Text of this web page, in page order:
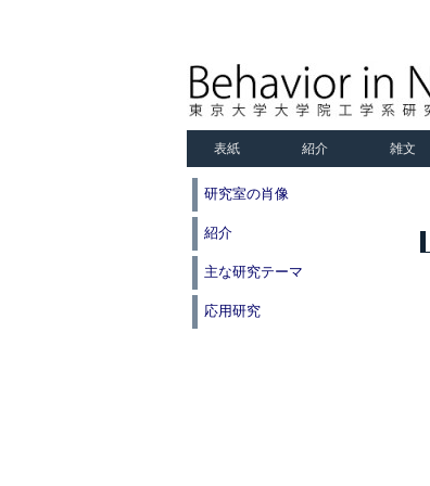
表紙 紹介 雑文
研究室の肖像
紹介
主な研究テーマ
応用研究